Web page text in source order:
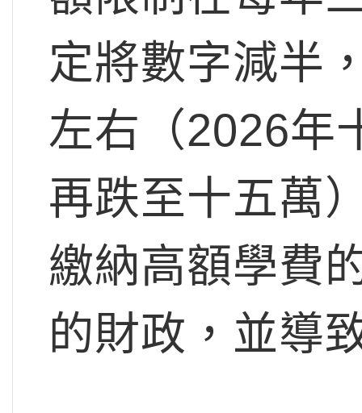
定將數字減半
左右（2026年
再跌至十五萬
繳納高額學費
的財政，並導